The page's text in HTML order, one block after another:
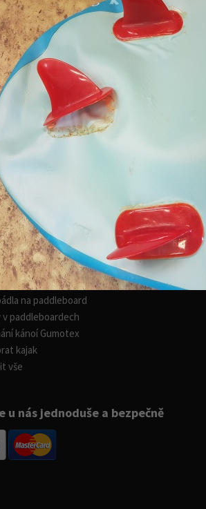
PŘIHLASTE SE
Získejte přehled o
Přihlašte se k odběru
rádce
na paddleboard
v paddleboardech
kánoí Gumotex
kajak
vše
u nás jednoduše a bezpečně